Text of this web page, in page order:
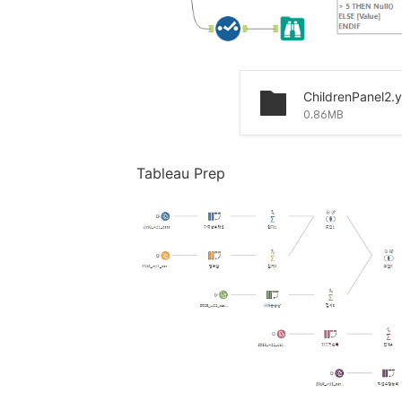
0.86MB
Tableau Prep